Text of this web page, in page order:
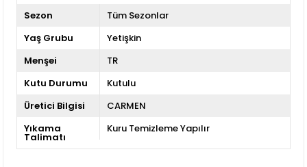
Sezon
Tüm Sezonlar
Yaş Grubu
Yetişkin
Menşei
TR
Kutu Durumu
Kutulu
Üretici Bilgisi
CARMEN
Yıkama
Talimatı
Kuru Temizleme Yapılır